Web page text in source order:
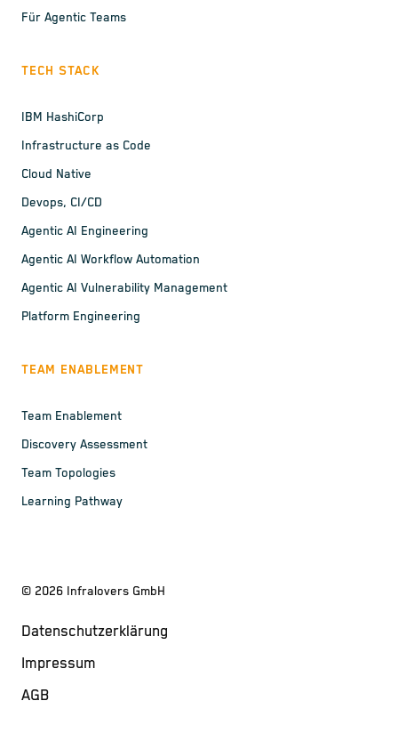
Für Agentic Teams
TECH STACK
IBM HashiCorp
Infrastructure as Code
Cloud Native
Devops, CI/CD
Agentic AI Engineering
Agentic AI Workflow Automation
Agentic AI Vulnerability Management
Platform Engineering
TEAM ENABLEMENT
Team Enablement
Discovery Assessment
Team Topologies
Learning Pathway
© 2026 Infralovers GmbH
Datenschutzerklärung
Impressum
AGB